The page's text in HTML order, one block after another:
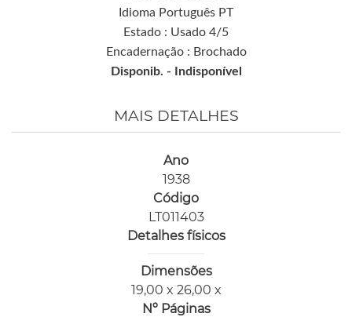
Idioma Português PT
Estado : Usado 4/5
Encadernação : Brochado
Disponib. -
Indisponível
MAIS DETALHES
Ano
1938
Código
LT011403
Detalhes físicos
Dimensões
19,00 x 26,00 x
Nº Páginas